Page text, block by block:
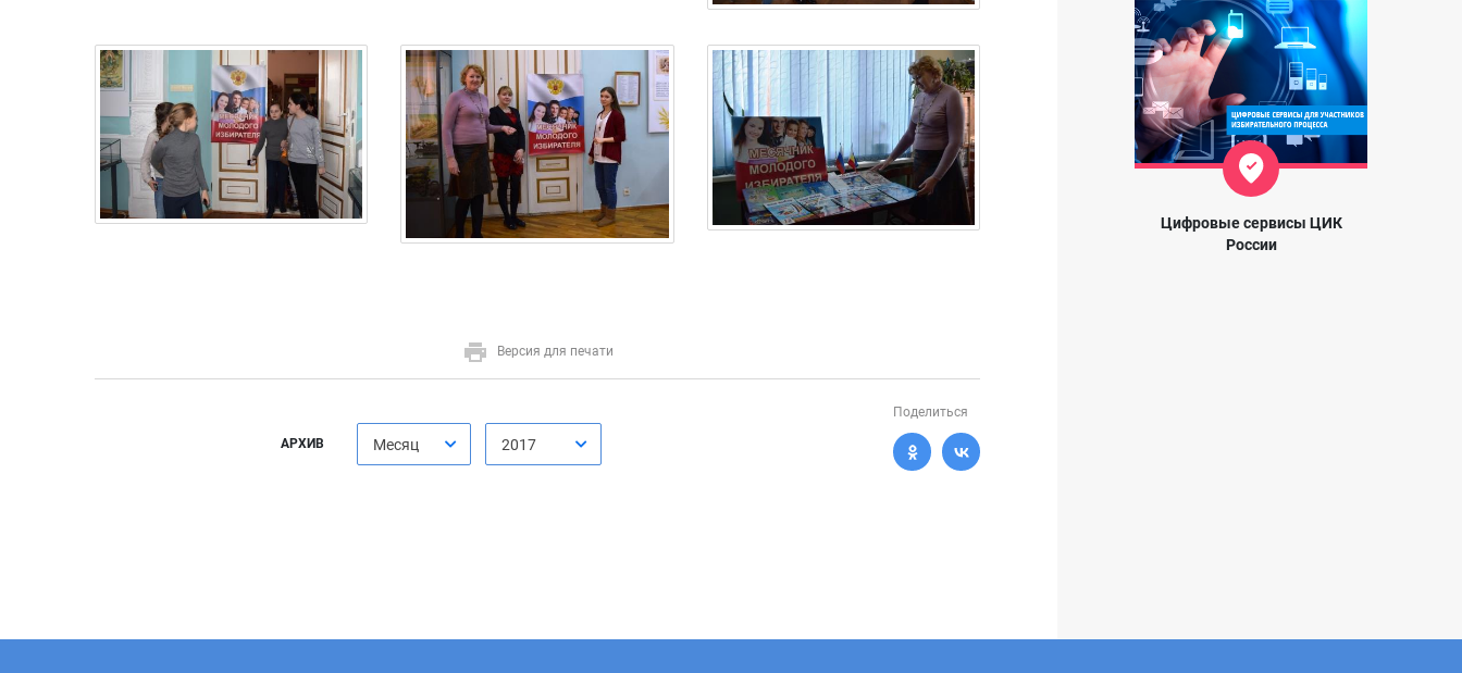
Версия для печати
АРХИВ Месяц 2017
Поделиться
Цифровые сервисы ЦИК
России